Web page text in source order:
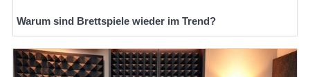
Warum sind Brettspiele wieder im Trend?